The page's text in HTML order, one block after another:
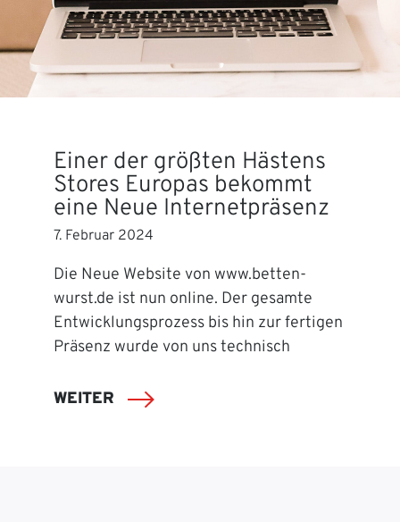
Einer der größten Hästens
Stores Europas bekommt
eine Neue Internetpräsenz
7. Februar 2024
Die Neue Website von www.betten-
wurst.de ist nun online. Der gesamte
Entwicklungsprozess bis hin zur fertigen
Präsenz wurde von uns technisch
WEITER